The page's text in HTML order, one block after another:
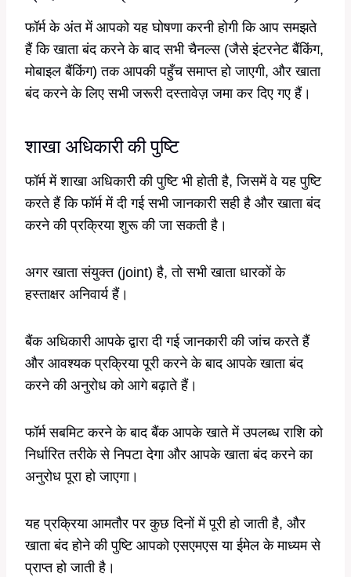
फॉर्म के अंत में आपको यह घोषणा करनी होगी कि आप समझते
हैं कि खाता बंद करने के बाद सभी चैनल्स (जैसे इंटरनेट बैंकिंग,
मोबाइल बैंकिंग) तक आपकी पहुँच समाप्त हो जाएगी, और खाता
बंद करने के लिए सभी जरूरी दस्तावेज़ जमा कर दिए गए हैं।
शाखा अधिकारी की पुष्टि
फॉर्म में शाखा अधिकारी की पुष्टि भी होती है, जिसमें वे यह पुष्टि
करते हैं कि फॉर्म में दी गई सभी जानकारी सही है और खाता बंद
करने की प्रक्रिया शुरू की जा सकती है।
अगर खाता संयुक्त (joint) है, तो सभी खाता धारकों के
हस्ताक्षर अनिवार्य हैं।
बैंक अधिकारी आपके द्वारा दी गई जानकारी की जांच करते हैं
और आवश्यक प्रक्रिया पूरी करने के बाद आपके खाता बंद
करने की अनुरोध को आगे बढ़ाते हैं।
फॉर्म सबमिट करने के बाद बैंक आपके खाते में उपलब्ध राशि को
निर्धारित तरीके से निपटा देगा और आपके खाता बंद करने का
अनुरोध पूरा हो जाएगा।
यह प्रक्रिया आमतौर पर कुछ दिनों में पूरी हो जाती है, और
खाता बंद होने की पुष्टि आपको एसएमएस या ईमेल के माध्यम से
प्राप्त हो जाती है।